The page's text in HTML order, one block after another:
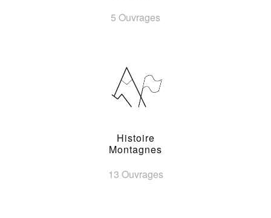
5 Ouvrages
Histoire
Montagnes
13 Ouvrages